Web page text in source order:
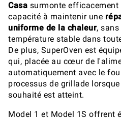
Casa surmonte
capacité à maintenir une
uniforme de la chaleur,
température stable dans
De plus, SuperOven est
qui, placée au cœur de
automatiquement avec le
processus de grillade
souhaité est atteint.
Model 1 et Model 1S offrent